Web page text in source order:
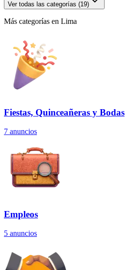
Ver todas las categorías (19)
Más categorías en Lima
Fiestas, Quinceañeras y Bodas
7 anuncios
Empleos
5 anuncios